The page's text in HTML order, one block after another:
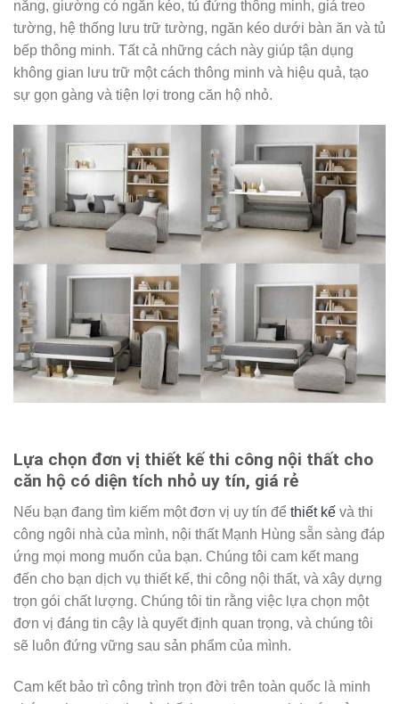
năng, giường có ngăn kéo, tủ đứng thông minh, giá treo
tường, hệ thống lưu trữ tường, ngăn kéo dưới bàn ăn và tủ
bếp thông minh. Tất cả những cách này giúp tận dụng
không gian lưu trữ một cách thông minh và hiệu quả, tạo
sự gọn gàng và tiện lợi trong căn hộ nhỏ.
Lựa chọn đơn vị thiết kế thi công nội thất cho
căn hộ có diện tích nhỏ uy tín, giá rẻ
Nếu bạn đang tìm kiếm một đơn vị uy tín để thiết kế và thi
công ngôi nhà của mình, nội thất Mạnh Hùng sẵn sàng đáp
ứng mọi mong muốn của bạn. Chúng tôi cam kết mang
đến cho bạn dịch vụ thiết kế, thi công nội thất, và xây dựng
trọn gói chất lượng. Chúng tôi tin rằng việc lựa chọn một
đơn vị đáng tin cậy là quyết định quan trọng, và chúng tôi
sẽ luôn đứng vững sau sản phẩm của mình.
Cam kết bảo trì công trình trọn đời trên toàn quốc là minh